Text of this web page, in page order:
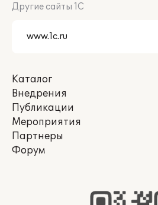
Другие сайты 1С
Каталог
Внедрения
Публикации
Мероприятия
Партнеры
Форум